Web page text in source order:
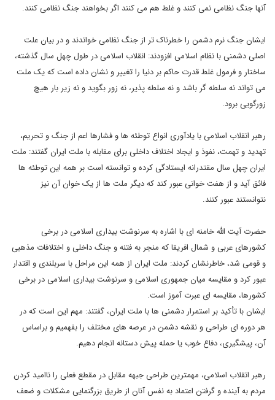
آنها جنگ نظامی نمی کنند و غلط هم می کنند اگر بخواهند جنگ نظامی کنند.
ایشان جنگ نرم دشمن را خطرناک تر از جنگ نظامی خواندند و در بیان علت
اصلی دشمنی با نظام اسلامی افزودند: انقلاب اسلامی در طول چهل سال گذشته،
ساختار و فرمول غلط قدرت حاکم بر دنیا را تغییر و نشان داده است که یک ملت
می تواند نه سلطه گر باشد و نه سلطه پذیر، نه زور بگوید و نه زیر بار هیچ
زورگویی برود.
رهبر انقلاب اسلامی با یادآوری انواع توطئه ها و فشارها اعم از جنگ و تحریم،
تهدید و تهمت، نفوذ و ایجاد اختلاف داخلی برای مقابله با ملت ایران گفتند: ملت
ایران چهل سال مقتدرانه ایستادگی کرده و توانسته است بر همه این توطئه ها
فائق آید و از هفت خوانی عبور کند که دیگر ملت ها از یک خوان آن نیز
نتوانستند عبور کنند.
حضرت آیت الله خامنه ای با اشاره به سرنوشت بیداری اسلامی در برخی
کشورهای عربی و شمال افریقا که منجر به فتنه و جنگ داخلی و اختلافات مذهبی
و قومی شد، خاطرنشان کردند: ملت ایران از همه این مراحل با سربلندی و اقتدار
عبور کرد و مقایسه میان جمهوری اسلامی و سرنوشت بیداری اسلامی در برخی
کشورها، مقایسه ای عبرت آموز است.
ایشان با تأکید بر استمرار دشمنی ها با ملت ایران، گفتند: مهم این است که در
هر دوره ای طراحی و نقشه دشمن در عرصه های مختلف را بفهمیم و براساس
آن، پیشگیری، دفاع خوب یا حمله پیش دستانه انجام دهیم.
رهبر انقلاب اسلامی، مهمترین طراحی جبهه مقابل در مقطع فعلی را ناامید کردن
مردم به آینده و گرفتن اعتماد به نفس آنان از طریق بزرگنمایی مشکلات و ضعف